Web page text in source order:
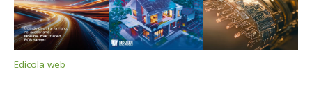
Edicola web